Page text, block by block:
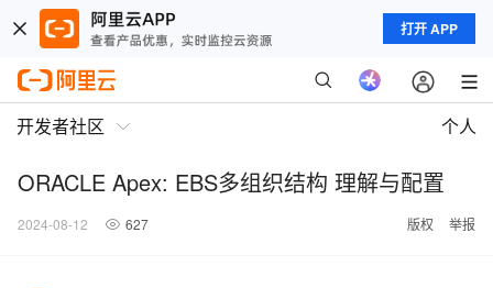
打开 APP
开发者社区 个人
ORACLE Apex: EBS多组织结构 理解与配置
2024-08-12 627 版权 举报